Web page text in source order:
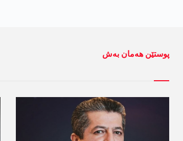
پوستێن ھەمان بەش